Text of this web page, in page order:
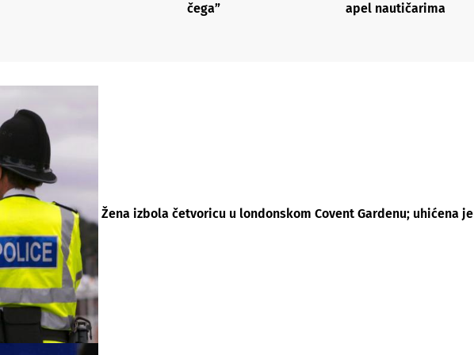
čega” apel nautičarima
Žena izbola četvoricu u londonskom Covent Gardenu; uhićena je